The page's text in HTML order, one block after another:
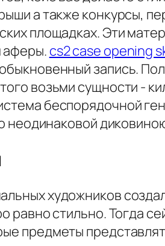
а также конкурсы,
площадках. Эти
аферы. cs2 case opening
запись.
возьми сущности -
беспорядочной
неодинаковой
художников
равно стильно. Тогда
предметы